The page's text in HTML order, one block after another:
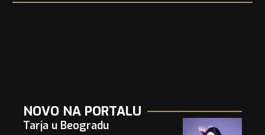
NOVO NA PORTALU
Tarja u Beogradu